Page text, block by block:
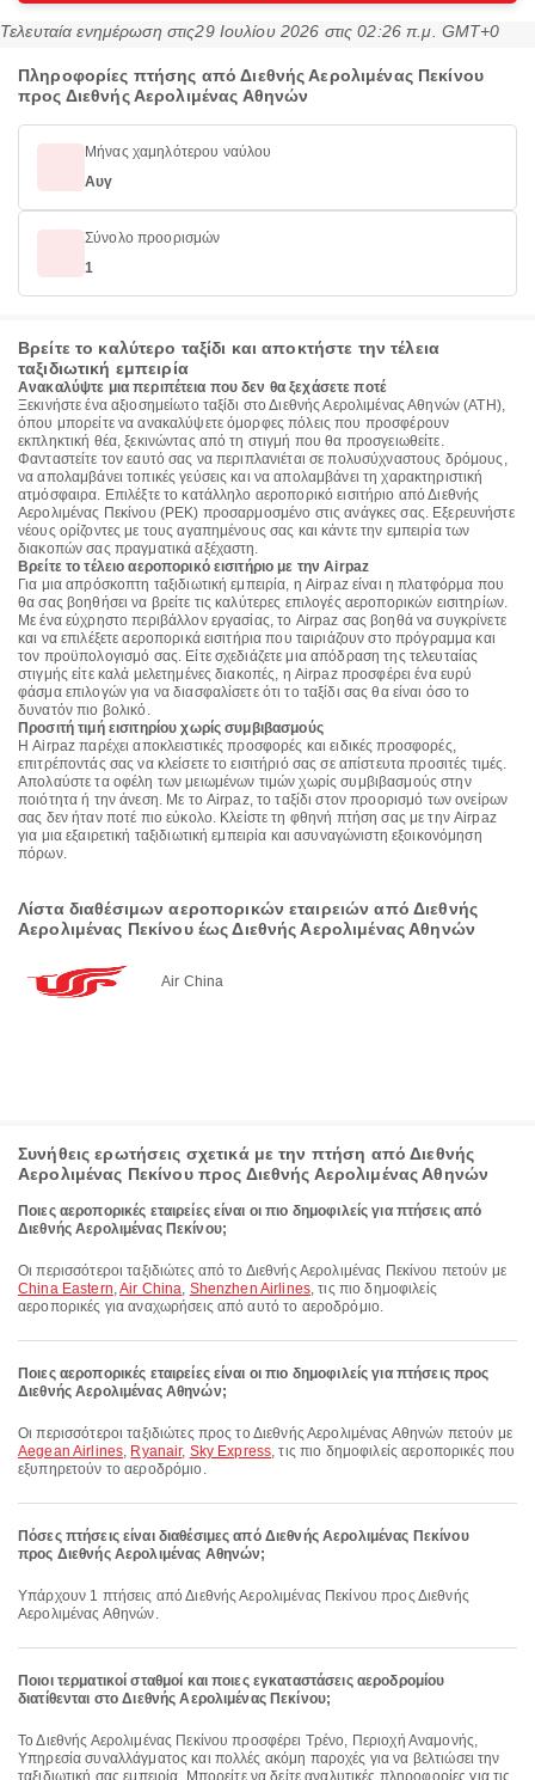
Τελευταία ενημέρωση στις29 Ιουλίου 2026 στις 02:26 π.μ. GMT+0
Πληροφορίες πτήσης από Διεθνής Αερολιμένας Πεκίνου
προς Διεθνής Αερολιμένας Αθηνών
Μήνας χαμηλότερου ναύλου
Αυγ
Σύνολο προορισμών
1
Βρείτε το καλύτερο ταξίδι και αποκτήστε την τέλεια
ταξιδιωτική εμπειρία
Ανακαλύψτε μια περιπέτεια που δεν θα ξεχάσετε ποτέ
Ξεκινήστε ένα αξιοσημείωτο ταξίδι στο Διεθνής Αερολιμένας Αθηνών (ATH),
όπου μπορείτε να ανακαλύψετε όμορφες πόλεις που προσφέρουν
εκπληκτική θέα, ξεκινώντας από τη στιγμή που θα προσγειωθείτε.
Φανταστείτε τον εαυτό σας να περιπλανιέται σε πολυσύχναστους δρόμους,
να απολαμβάνει τοπικές γεύσεις και να απολαμβάνει τη χαρακτηριστική
ατμόσφαιρα. Επιλέξτε το κατάλληλο αεροπορικό εισιτήριο από Διεθνής
Αερολιμένας Πεκίνου (PEK) προσαρμοσμένο στις ανάγκες σας. Εξερευνήστε
νέους ορίζοντες με τους αγαπημένους σας και κάντε την εμπειρία των
διακοπών σας πραγματικά αξέχαστη.
Βρείτε το τέλειο αεροπορικό εισιτήριο με την Airpaz
Για μια απρόσκοπτη ταξιδιωτική εμπειρία, η Airpaz είναι η πλατφόρμα που
θα σας βοηθήσει να βρείτε τις καλύτερες επιλογές αεροπορικών εισιτηρίων.
Με ένα εύχρηστο περιβάλλον εργασίας, το Airpaz σας βοηθά να συγκρίνετε
και να επιλέξετε αεροπορικά εισιτήρια που ταιριάζουν στο πρόγραμμα και
τον προϋπολογισμό σας. Είτε σχεδιάζετε μια απόδραση της τελευταίας
στιγμής είτε καλά μελετημένες διακοπές, η Airpaz προσφέρει ένα ευρύ
φάσμα επιλογών για να διασφαλίσετε ότι το ταξίδι σας θα είναι όσο το
δυνατόν πιο βολικό.
Προσιτή τιμή εισιτηρίου χωρίς συμβιβασμούς
Η Airpaz παρέχει αποκλειστικές προσφορές και ειδικές προσφορές,
επιτρέποντάς σας να κλείσετε το εισιτήριό σας σε απίστευτα προσιτές τιμές.
Απολαύστε τα οφέλη των μειωμένων τιμών χωρίς συμβιβασμούς στην
ποιότητα ή την άνεση. Με το Airpaz, το ταξίδι στον προορισμό των ονείρων
σας δεν ήταν ποτέ πιο εύκολο. Κλείστε τη φθηνή πτήση σας με την Airpaz
για μια εξαιρετική ταξιδιωτική εμπειρία και ασυναγώνιστη εξοικονόμηση
πόρων.
Λίστα διαθέσιμων αεροπορικών εταιρειών από Διεθνής
Αερολιμένας Πεκίνου έως Διεθνής Αερολιμένας Αθηνών
Air China
Συνήθεις ερωτήσεις σχετικά με την πτήση από Διεθνής
Αερολιμένας Πεκίνου προς Διεθνής Αερολιμένας Αθηνών
Ποιες αεροπορικές εταιρείες είναι οι πιο δημοφιλείς για πτήσεις από
Διεθνής Αερολιμένας Πεκίνου;
Οι περισσότεροι ταξιδιώτες από το Διεθνής Αερολιμένας Πεκίνου πετούν με
China Eastern,Air China, Shenzhen Airlines, τις πιο δημοφιλείς
αεροπορικές για αναχωρήσεις από αυτό το αεροδρόμιο.
Ποιες αεροπορικές εταιρείες είναι οι πιο δημοφιλείς για πτήσεις προς
Διεθνής Αερολιμένας Αθηνών;
Οι περισσότεροι ταξιδιώτες προς το Διεθνής Αερολιμένας Αθηνών πετούν με
Aegean Airlines, Ryanair, Sky Express, τις πιο δημοφιλείς αεροπορικές που
εξυπηρετούν το αεροδρόμιο.
Πόσες πτήσεις είναι διαθέσιμες από Διεθνής Αερολιμένας Πεκίνου
προς Διεθνής Αερολιμένας Αθηνών;
Υπάρχουν 1 πτήσεις από Διεθνής Αερολιμένας Πεκίνου προς Διεθνής
Αερολιμένας Αθηνών.
Ποιοι τερματικοί σταθμοί και ποιες εγκαταστάσεις αεροδρομίου
διατίθενται στο Διεθνής Αερολιμένας Πεκίνου;
Το Διεθνής Αερολιμένας Πεκίνου προσφέρει Τρένο, Περιοχή Αναμονής,
Υπηρεσία συναλλάγματος και πολλές ακόμη παροχές για να βελτιώσει την
ταξιδιωτική σας εμπειρία. Μπορείτε να δείτε αναλυτικές πληροφορίες για τις